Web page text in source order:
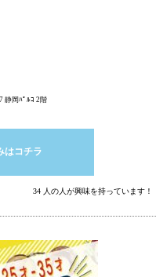
静岡ﾊﾟﾙｺ 2階
はコチラ
34 人の人が興味を持っています！